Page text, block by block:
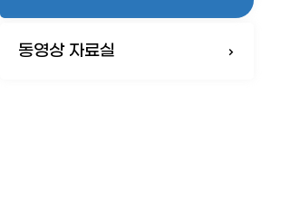
동영상 자료실